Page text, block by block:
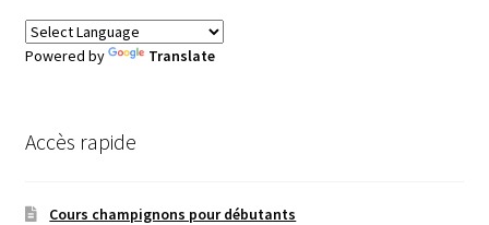
Powered by Translate
Accès rapide
Cours champignons pour débutants